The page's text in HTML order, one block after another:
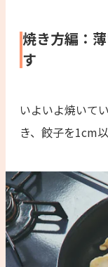
焼き方編：
す
いよいよ焼いて
き、餃子を1cm